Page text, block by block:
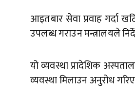
आइतबार सेवा प्रवाह गर्दा
उपलब्ध गराउन मन्त्रालयले
यो व्यवस्था प्रादेशिक
व्यवस्था मिलाउन अनुरोध